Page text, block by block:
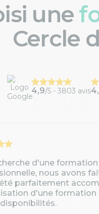
une
Cercle
4,9/5 - 3803 avis
d'une
nous avons
parfaitement
d'une formation